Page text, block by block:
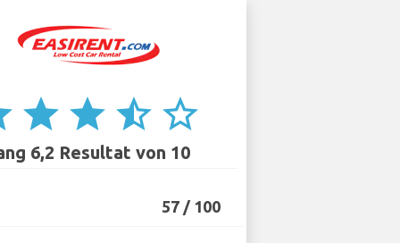
star star star_half star_border
6,2 Resultat von 10
57 / 100